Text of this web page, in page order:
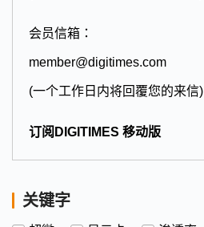
会员信箱：
member@digitimes.com
(一个工作日内将回覆您的来信)
订阅DIGITIMES 移动版
关键字